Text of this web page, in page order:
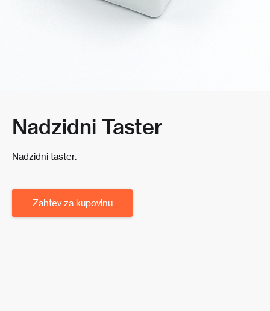
Nadzidni Taster
Nadzidni taster.
Zahtev za kupovinu